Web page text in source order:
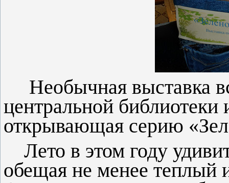
Необычная выставка
центральной
открывающая серию
Лето в этом году
обещая не менее теплый